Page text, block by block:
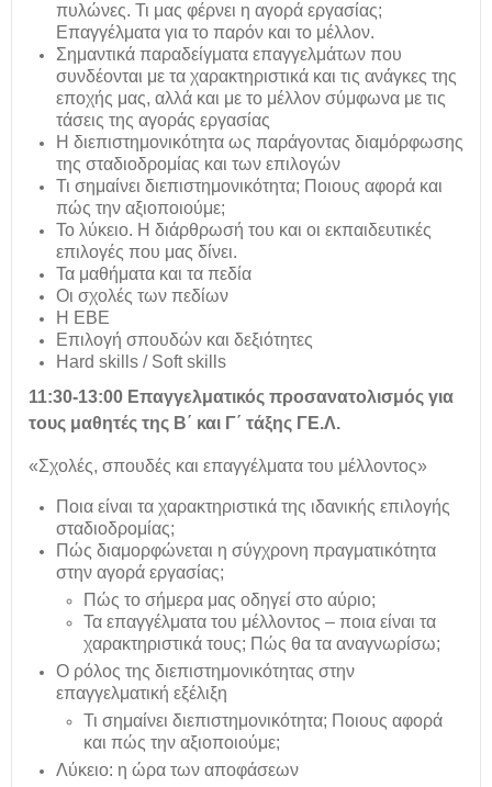
πυλώνες. Τι μας φέρνει η αγορά εργασίας;
Επαγγέλματα για το παρόν και το μέλλον.
Σημαντικά παραδείγματα επαγγελμάτων που
συνδέονται με τα χαρακτηριστικά και τις ανάγκες της
εποχής μας, αλλά και με το μέλλον σύμφωνα με τις
τάσεις της αγοράς εργασίας
Η διεπιστημονικότητα ως παράγοντας διαμόρφωσης
της σταδιοδρομίας και των επιλογών
Τι σημαίνει διεπιστημονικότητα; Ποιους αφορά και
πώς την αξιοποιούμε;
Το λύκειο. Η διάρθρωσή του και οι εκπαιδευτικές
επιλογές που μας δίνει.
Τα μαθήματα και τα πεδία
Οι σχολές των πεδίων
Η ΕΒΕ
Επιλογή σπουδών και δεξιότητες
Hard skills / Soft skills
11:30-13:00 Επαγγελματικός προσανατολισμός για
τους μαθητές της Β΄ και Γ΄ τάξης ΓΕ.Λ.
«Σχολές, σπουδές και επαγγέλματα του μέλλοντος»
Ποια είναι τα χαρακτηριστικά της ιδανικής επιλογής
σταδιοδρομίας;
Πώς διαμορφώνεται η σύγχρονη πραγματικότητα
στην αγορά εργασίας;
Πώς το σήμερα μας οδηγεί στο αύριο;
Τα επαγγέλματα του μέλλοντος – ποια είναι τα
χαρακτηριστικά τους; Πώς θα τα αναγνωρίσω;
Ο ρόλος της διεπιστημονικότητας στην
επαγγελματική εξέλιξη
Τι σημαίνει διεπιστημονικότητα; Ποιους αφορά
και πώς την αξιοποιούμε;
Λύκειο: η ώρα των αποφάσεων